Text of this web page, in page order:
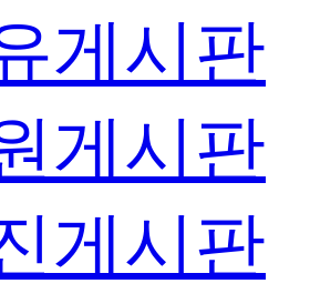
게시판
게시판
게시판